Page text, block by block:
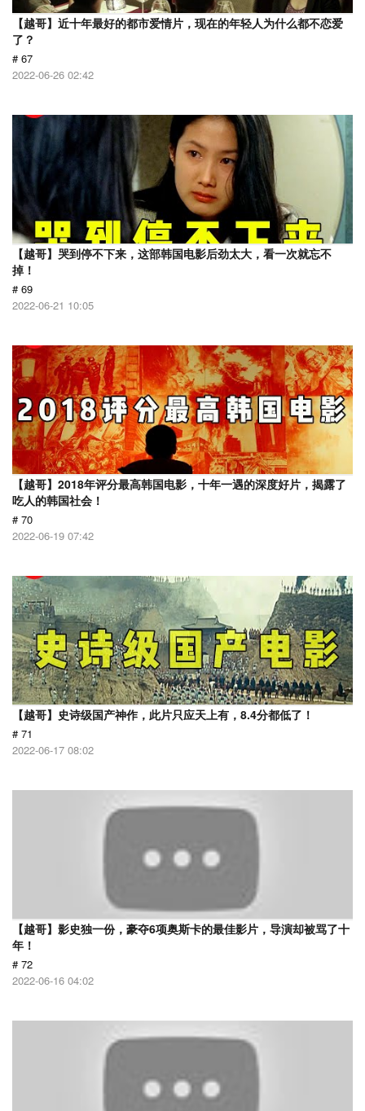
【越哥】近十年最好的都市爱情片，现在的年轻人为什么都不恋爱
了？
# 67
2022-06-26 02:42
【越哥】哭到停不下来，这部韩国电影后劲太大，看一次就忘不
掉！
# 69
2022-06-21 10:05
【越哥】2018年评分最高韩国电影，十年一遇的深度好片，揭露了
吃人的韩国社会！
# 70
2022-06-19 07:42
【越哥】史诗级国产神作，此片只应天上有，8.4分都低了！
# 71
2022-06-17 08:02
【越哥】影史独一份，豪夺6项奥斯卡的最佳影片，导演却被骂了十
年！
# 72
2022-06-16 04:02